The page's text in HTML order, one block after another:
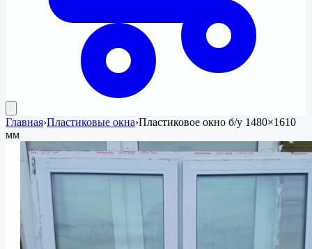
Главная›Пластиковые окна›Пластиковое окно б/у 1480×1610
мм